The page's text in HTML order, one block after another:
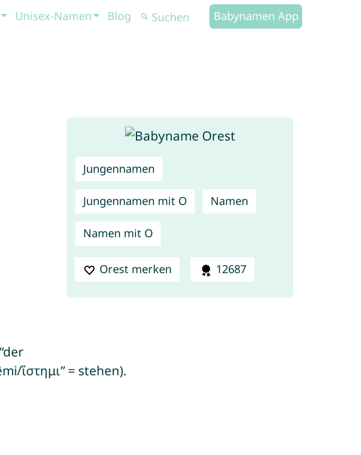
Unisex-Namen Blog Babynamen App
Jungennamen
Jungennamen mit O Namen
Namen mit O
Orest merken 12687
ἵστημι” = stehen).